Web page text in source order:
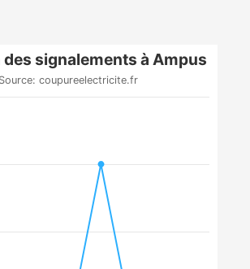
signalements à Ampus
Source: coupureelectricite.fr